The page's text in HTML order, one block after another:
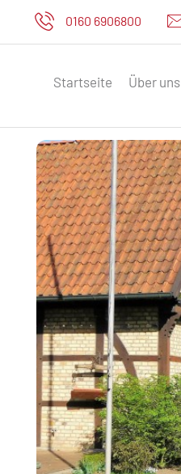
0160 6906800
Startseite Über uns